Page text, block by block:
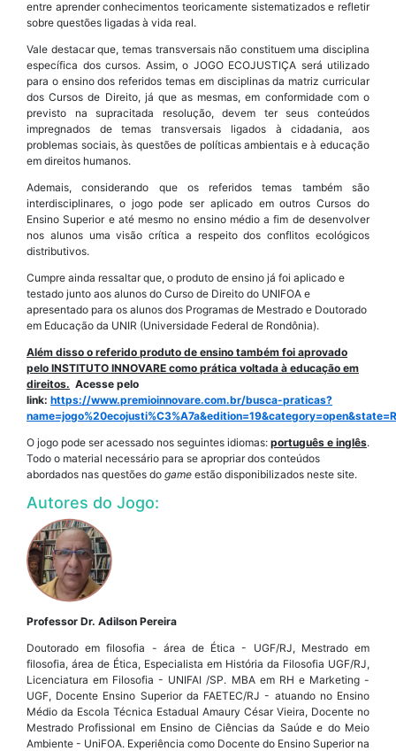
entre aprender conhecimentos teoricamente sistematizados e refletir
sobre questões ligadas à vida real.
Vale destacar que, temas transversais não constituem uma disciplina
específica dos cursos. Assim, o JOGO ECOJUSTIÇA será utilizado
para o ensino dos referidos temas em disciplinas da matriz curricular
dos Cursos de Direito, já que as mesmas, em conformidade com o
previsto na supracitada resolução, devem ter seus conteúdos
impregnados de temas transversais ligados à cidadania, aos
problemas sociais, às questões de políticas ambientais e à educação
em direitos humanos.
Ademais, considerando que os referidos temas também são
interdisciplinares, o jogo pode ser aplicado em outros Cursos do
Ensino Superior e até mesmo no ensino médio a fim de desenvolver
nos alunos uma visão crítica a respeito dos conflitos ecológicos
distributivos.
Cumpre ainda ressaltar que, o produto de ensino já foi aplicado e
testado junto aos alunos do Curso de Direito do UNIFOA e
apresentado para os alunos dos Programas de Mestrado e Doutorado
em Educação da UNIR (Universidade Federal de Rondônia).
Além disso o referido produto de ensino também foi aprovado
pelo INSTITUTO INNOVARE como prática voltada à educação em
direitos. Acesse pelo
link: https://www.premioinnovare.com.br/busca-praticas?
O jogo pode ser acessado nos seguintes idiomas: português e inglês.
Todo o material necessário para se apropriar dos conteúdos
abordados nas questões do game estão disponibilizados neste site.
Autores do Jogo:
Professor Dr. Adilson Pereira
Doutorado em filosofia - área de Ética - UGF/RJ, Mestrado em
filosofia, área de Ética, Especialista em História da Filosofia UGF/RJ,
Licenciatura em Filosofia - UNIFAI /SP. MBA em RH e Marketing -
UGF, Docente Ensino Superior da FAETEC/RJ - atuando no Ensino
Médio da Escola Técnica Estadual Amaury César Vieira, Docente no
Mestrado Profissional em Ensino de Ciências da Saúde e do Meio
Ambiente - UniFOA. Experiência como Docente do Ensino Superior na